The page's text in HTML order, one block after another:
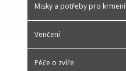
Misky a potřeby pro krmení
Venčení
Péče o zvíře